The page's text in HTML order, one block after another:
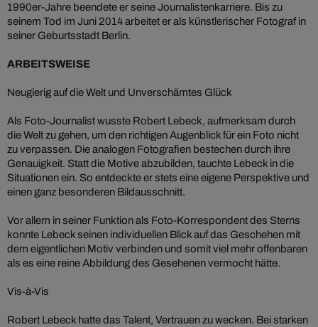
1990er-Jahre beendete er seine Journalistenkarriere. Bis zu
seinem Tod im Juni 2014 arbeitet er als künstlerischer Fotograf in
seiner Geburtsstadt Berlin.
ARBEITSWEISE
Neugierig auf die Welt und Unverschämtes Glück
Als Foto-Journalist wusste Robert Lebeck, aufmerksam durch
die Welt zu gehen, um den richtigen Augenblick für ein Foto nicht
zu verpassen. Die analogen Fotografien bestechen durch ihre
Genauigkeit. Statt die Motive abzubilden, tauchte Lebeck in die
Situationen ein. So entdeckte er stets eine eigene Perspektive und
einen ganz besonderen Bildausschnitt.
Vor allem in seiner Funktion als Foto-Korrespondent des Sterns
konnte Lebeck seinen individuellen Blick auf das Geschehen mit
dem eigentlichen Motiv verbinden und somit viel mehr offenbaren
als es eine reine Abbildung des Gesehenen vermocht hätte.
Vis-à-Vis
Robert Lebeck hatte das Talent, Vertrauen zu wecken. Bei starken